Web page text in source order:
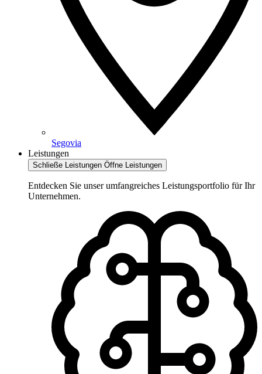
Segovia
Leistungen
Schließe Leistungen Öffne Leistungen
Entdecken Sie unser umfangreiches Leistungsportfolio für Ihr
Unternehmen.